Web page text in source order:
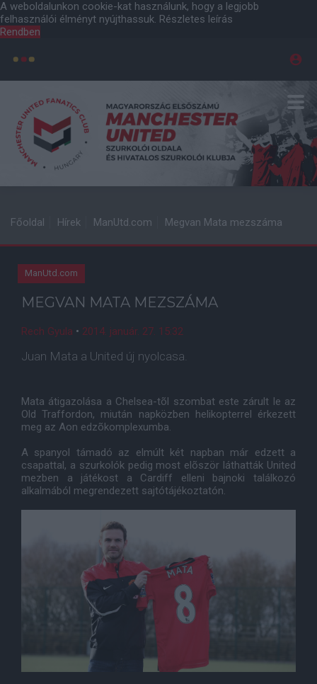
A weboldalunkon cookie-kat használunk, hogy a legjobb
felhasználói élményt nyújthassuk. Részletes leírás
Rendben
Főoldal Hírek ManUtd.com Megvan Mata mezszáma
ManUtd.com
MEGVAN MATA MEZSZÁMA
Rech Gyula • 2014. január. 27. 15:32
Juan Mata a United új nyolcasa.
Mata átigazolása a Chelsea-tõl szombat este zárult le az
Old Traffordon, miután napközben helikopterrel érkezett
meg az Aon edzõkomplexumba.
A spanyol támadó az elmúlt két napban már edzett a
csapattal, a szurkolók pedig most elõször láthatták United
mezben a játékost a Cardiff elleni bajnoki találkozó
alkalmából megrendezett sajtótájékoztatón.